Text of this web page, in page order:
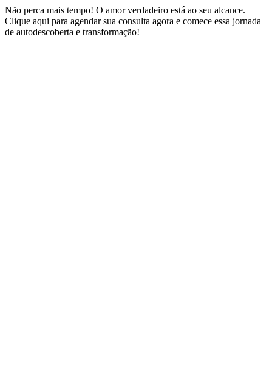
Não perca mais tempo! O amor verdadeiro está ao seu alcance.
Clique aqui para agendar sua consulta agora e comece essa jornada
de autodescoberta e transformação!